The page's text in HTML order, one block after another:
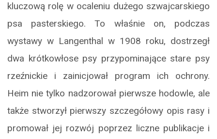
kluczową rolę w ocaleniu dużego szwajcarskiego
psa pasterskiego. To właśnie on, podczas
wystawy w Langenthal w 1908 roku, dostrzegł
dwa krótkowłose psy przypominające stare psy
rzeźnickie i zainicjował program ich ochrony.
Heim nie tylko nadzorował pierwsze hodowle, ale
także stworzył pierwszy szczegółowy opis rasy i
promował jej rozwój poprzez liczne publikacje i